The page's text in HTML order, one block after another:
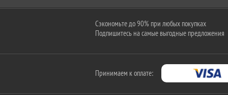
Сэкономьте до 90% при любых покупках
Подпишитесь на самые выгодные предложения
Принимаем к оплате: